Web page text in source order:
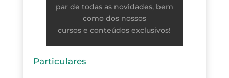
par de todas as novidades, bem
como dos nossos
cursos e conteúdos exclusivos!
Particulares